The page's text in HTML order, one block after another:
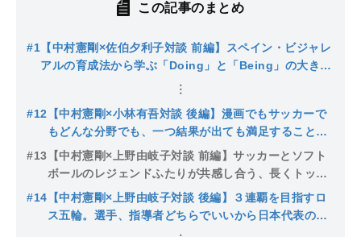
この記事のまとめ
#1 【中村憲剛×佐伯夕利子対談 前編】スペイン・ビジャレ
アルの育成法から学ぶ「Doing」と「Being」の大きな
#12 【中村憲剛×小林有吾対談 後編】漫画でもサッカーで
もどんな分野でも、一つ結果が出ても満足することな
く継続して自分を伸ばしていくしかない
#13 【中村憲剛×上野由岐子対談 前編】サッカーとソフト
ボールのレジェンドふたりが共感し合う、長くトップ
でやり続けるために必要なこと
#14 【中村憲剛×上野由岐子対談 後編】３連覇を目指すロ
ス五輪。選手、指導者どちらでいいから日本代表の力